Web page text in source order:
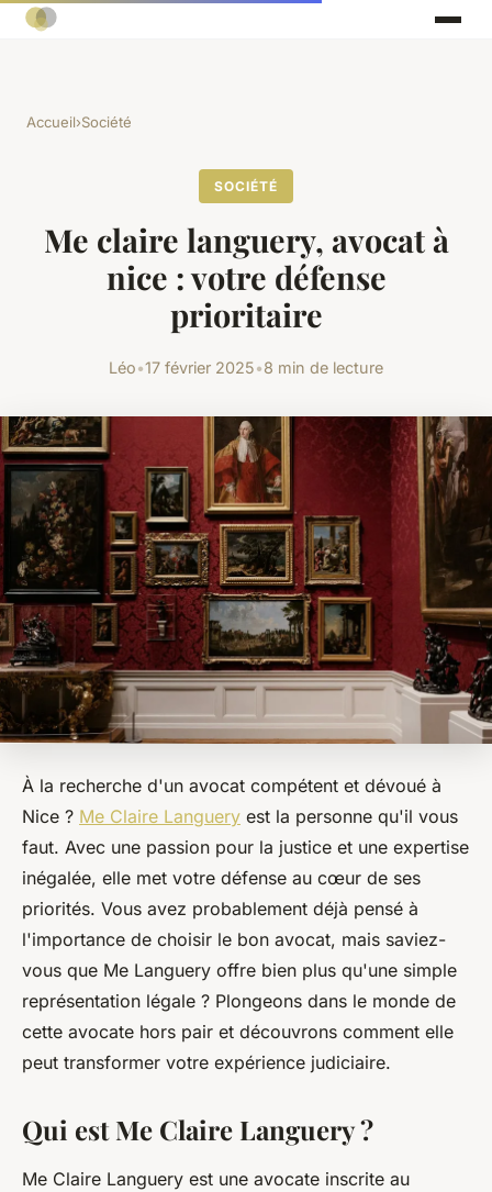
Accueil›Société
SOCIÉTÉ
Me claire languery, avocat à
nice : votre défense
prioritaire
Léo•17 février 2025•8 min de lecture
À la recherche d'un avocat compétent et dévoué à
Nice ? Me Claire Languery est la personne qu'il vous
faut. Avec une passion pour la justice et une expertise
inégalée, elle met votre défense au cœur de ses
priorités. Vous avez probablement déjà pensé à
l'importance de choisir le bon avocat, mais saviez-
vous que Me Languery offre bien plus qu'une simple
représentation légale ? Plongeons dans le monde de
cette avocate hors pair et découvrons comment elle
peut transformer votre expérience judiciaire.
Qui est Me Claire Languery ?
Me Claire Languery est une avocate inscrite au